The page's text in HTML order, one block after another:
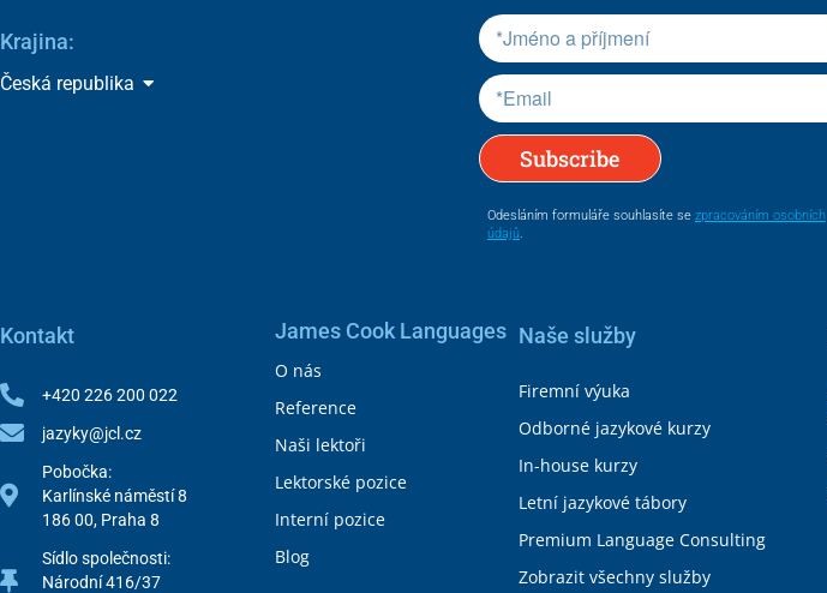
Krajina:
Česká republika
Subscribe
Odesláním formuláře souhlasíte se zpracováním osobních
údajů.
Kontakt
+420 226 200 022
jazyky@jcl.cz
Pobočka:
Karlínské náměstí 8
186 00, Praha 8
Sídlo společnosti:
Národní 416/37
James Cook Languages
O nás
Reference
Naši lektoři
Lektorské pozice
Interní pozice
Blog
Naše služby
Firemní výuka
Odborné jazykové kurzy
In-house kurzy
Letní jazykové tábory
Premium Language Consulting
Zobrazit všechny služby